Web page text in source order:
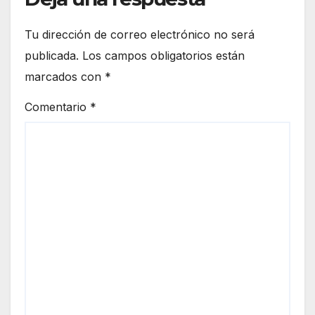
Tu dirección de correo electrónico no será
publicada. Los campos obligatorios están
marcados con *
Comentario *